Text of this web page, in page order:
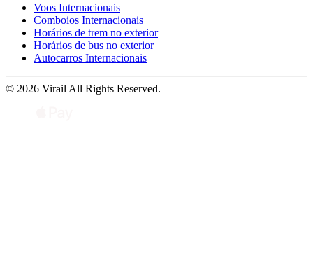
Voos Internacionais
Comboios Internacionais
Horários de trem no exterior
Horários de bus no exterior
Autocarros Internacionais
© 2026 Virail All Rights Reserved.